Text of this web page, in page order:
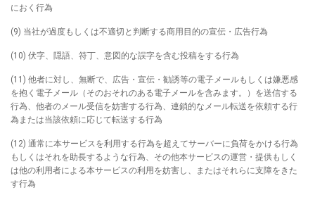
におく行為
(9) 当社が過度もしくは不適切と判断する商用目的の宣伝・広告行為
(10) 伏字、隠語、符丁、意図的な誤字を含む投稿をする行為
(11) 他者に対し、無断で、広告・宣伝・勧誘等の電子メールもしくは嫌悪感
を抱く電子メール（そのおそれのある電子メールを含みます。）を送信する
行為、他者のメール受信を妨害する行為、連鎖的なメール転送を依頼する行
為または当該依頼に応じて転送する行為
(12) 通常に本サービスを利用する行為を超えてサーバーに負荷をかける行為
もしくはそれを助長するような行為、その他本サービスの運営・提供もしく
は他の利用者による本サービスの利用を妨害し、またはそれらに支障をきた
す行為